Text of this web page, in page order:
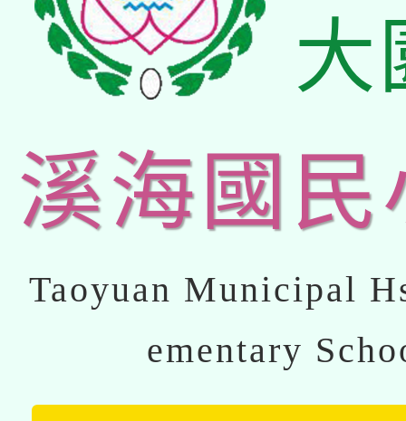
大
溪海國民
Taoyuan Municipal
ementary